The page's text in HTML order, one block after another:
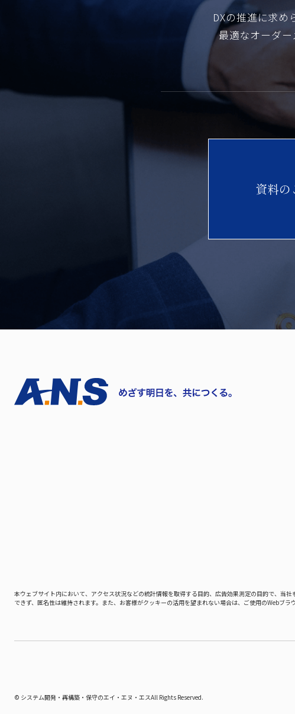
DXの推進に求め
最適なオーダー
資料の
本ウェブサイト内において、アクセス状況などの統計情報を取得する目的、広告効果測定の目的で、当
できず、匿名性は維持されます。また、お客様がクッキーの活用を望まれない場合は、ご使用のWebブラ
© システム開発‧再構築‧保守のエイ‧エヌ‧エスAll Rights Reserved.